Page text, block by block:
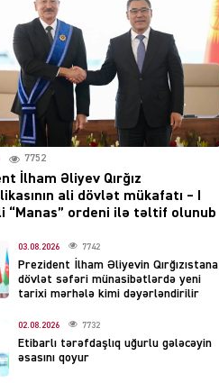
səsləri eşidildi
07.08.2026 5479
Rusiya-Ukrayna
münaqişəsinin həllində
irəliləyiş var – Tramp
07.08.2026
imzaladı
07.08.2026 5481
Tehran və İrəvandan
“Tramp yolu”na HƏMLƏ –
REAKSİYA
7752
İlham Əliyev Qırğız
ali dövlət mükafatı – I
“Manas” ordeni ilə təltif olunub
03.08.2026 7742
Prezident İlham Əliyevin Qırğızıstana
dövlət səfəri münasibətlərdə yeni
tarixi mərhələ kimi dəyərləndirilir
02.08.2026 7732
Etibarlı tərəfdaşlıq uğurlu gələcəyin
əsasını qoyur